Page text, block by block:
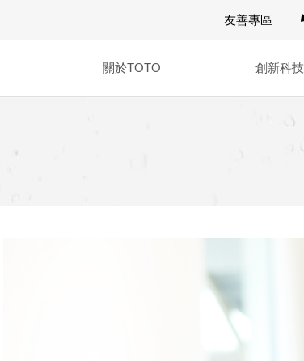
友善專區
關於TOTO 創新科技